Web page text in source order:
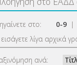
στο: 0-9 |
λίγα αρχικά
ανά: